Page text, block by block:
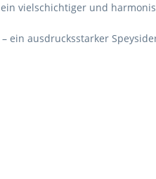
vielschichtiger und
ein ausdrucksstarker